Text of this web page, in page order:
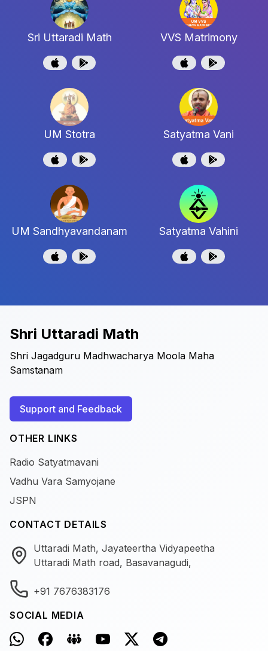
Sri Uttaradi Math VVS Matrimony
UM Stotra Satyatma Vani
UM Sandhyavandanam Satyatma Vahini
Shri Uttaradi Math
Shri Jagadguru Madhwacharya Moola Maha
Samstanam
Support and Feedback
OTHER LINKS
Radio Satyatmavani
Vadhu Vara Samyojane
JSPN
CONTACT DETAILS
Uttaradi Math, Jayateertha Vidyapeetha
Uttaradi Math road, Basavanagudi,
+91 7676383176
SOCIAL MEDIA